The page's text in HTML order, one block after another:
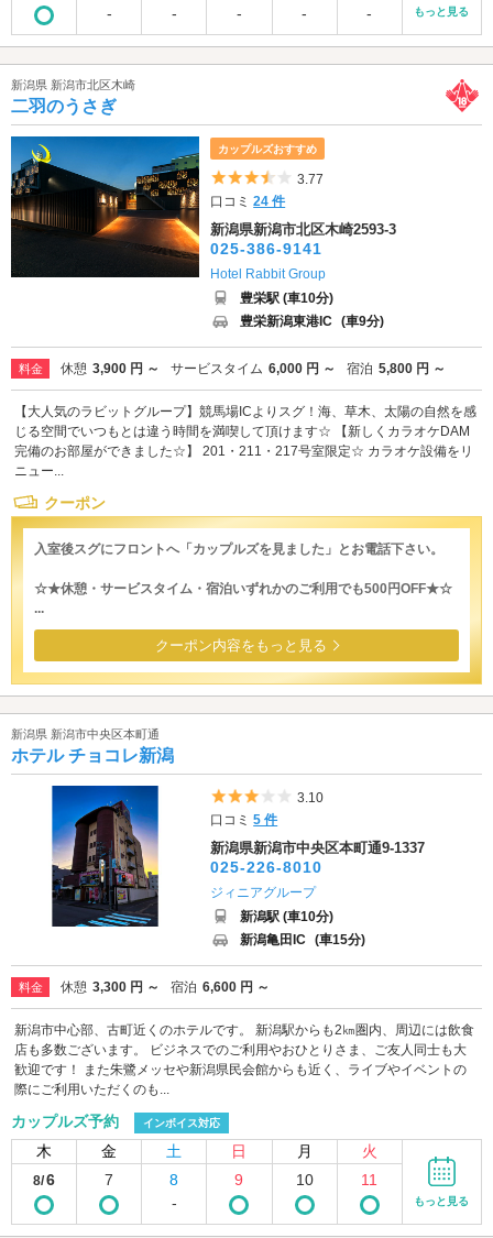
-
-
-
-
-
もっと見る
新潟県 新潟市北区木崎
二羽のうさぎ
カップルズおすすめ
5つ星のうち3.5
3.77
口コミ24 件
新潟県新潟市北区木崎2593-3
025-386-9141
Hotel Rabbit Group
豊栄駅 (車10分)
豊栄新潟東港IC (車9分)
料金 休憩 3,900 円 ～ サービスタイム 6,000 円 ～ 宿泊 5,800 円 ～
【大人気のラビットグループ】競馬場ICよりスグ！海、草木、太陽の自然を感
じる空間でいつもとは違う時間を満喫して頂けます☆ 【新しくカラオケDAM
完備のお部屋ができました☆】 201・211・217号室限定☆ カラオケ設備をリ
ニュー...
クーポン
入室後スグにフロントへ「カップルズを見ました」とお電話下さい。
☆★休憩・サービスタイム・宿泊いずれかのご利用でも500円OFF★☆
...
クーポン内容をもっと見る
新潟県 新潟市中央区本町通
ホテル チョコレ新潟
5つ星のうち3
3.10
口コミ5 件
新潟県新潟市中央区本町通9-1337
025-226-8010
ジィニアグループ
新潟駅 (車10分)
新潟亀田IC (車15分)
料金 休憩 3,300 円 ～ 宿泊 6,600 円 ～
新潟市中心部、古町近くのホテルです。 新潟駅からも2㎞圏内、周辺には飲食
店も多数ございます。 ビジネスでのご利用やおひとりさま、ご友人同士も大
歓迎です！ また朱鷺メッセや新潟県民会館からも近く、ライブやイベントの
際にご利用いただくのも...
カップルズ予約 インボイス対応
木 金 土 日 月 火
8/6 7
8
-
9 10 11
もっと見る